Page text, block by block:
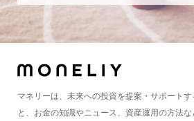
マネリーは、未来への投資を提案・サポート
と、お金の知識やニュース、資産運用の方法